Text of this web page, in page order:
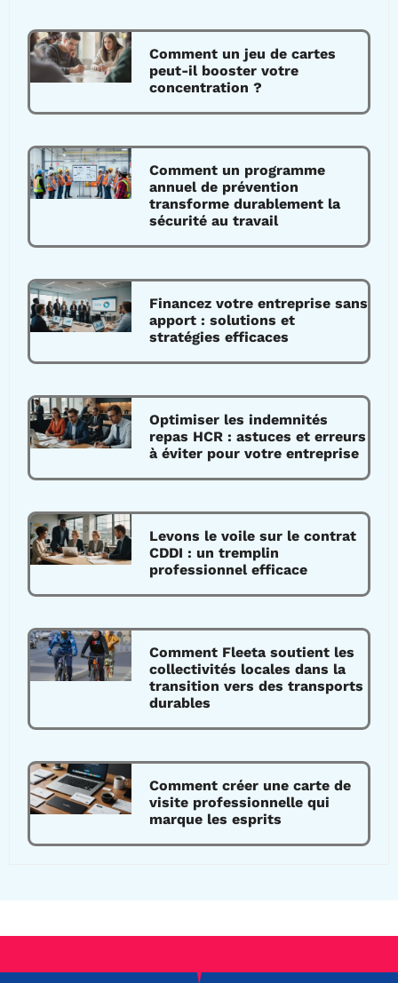
Comment un jeu de cartes
peut-il booster votre
concentration ?
Comment un programme
annuel de prévention
transforme durablement la
sécurité au travail
Financez votre entreprise sans
apport : solutions et
stratégies efficaces
Optimiser les indemnités
repas HCR : astuces et erreurs
à éviter pour votre entreprise
Levons le voile sur le contrat
CDDI : un tremplin
professionnel efficace
Comment Fleeta soutient les
collectivités locales dans la
transition vers des transports
durables
Comment créer une carte de
visite professionnelle qui
marque les esprits